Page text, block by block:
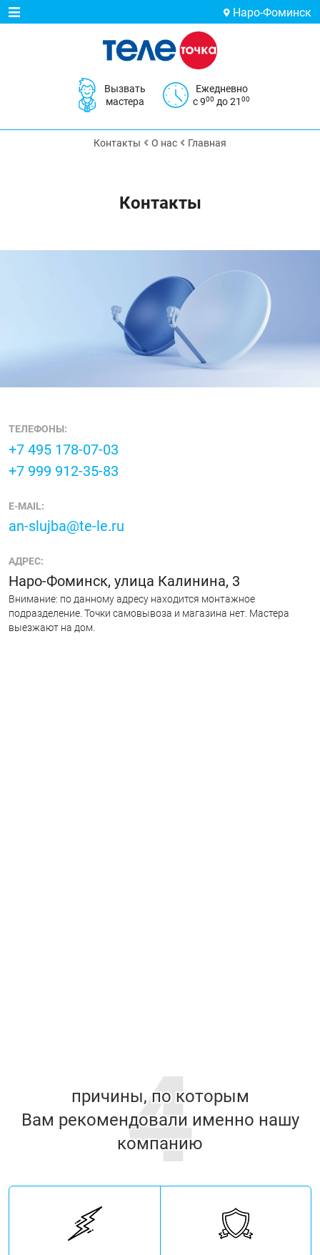
Наро-Фоминск
Вызвать
мастера
Ежедневно
с 900 до 2100
Контакты О нас Главная
Контакты
ТЕЛЕФОНЫ:
+7 495 178-07-03
+7 999 912-35-83
E-MAIL:
an-slujba@te-le.ru
АДРЕС:
Наро-Фоминск, улица Калинина, 3
Внимание: по данному адресу находится монтажное
подразделение. Точки самовывоза и магазина нет. Мастера
выезжают на дом.
4
причины, по которым
Вам рекомендовали именно нашу
компанию